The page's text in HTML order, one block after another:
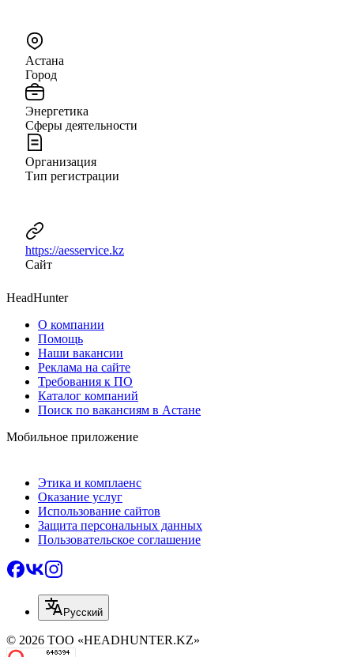
Астана
Город
Энергетика
Сферы деятельности
Организация
Тип регистрации
https://aesservice.kz
Сайт
HeadHunter
О компании
Помощь
Наши вакансии
Реклама на сайте
Требования к ПО
Каталог компаний
Поиск по вакансиям в Астане
Мобильное приложение
Этика и комплаенс
Оказание услуг
Использование сайтов
Защита персональных данных
Пользовательское соглашение
Русский
© 2026 ТОО «HEADHUNTER.KZ»